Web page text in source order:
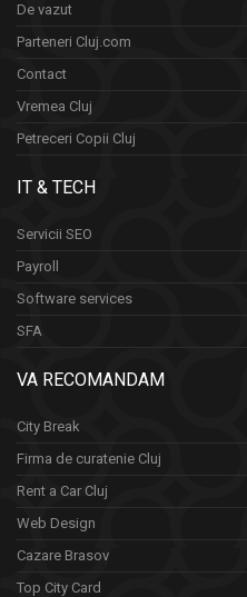
De vazut
Parteneri Cluj.com
Contact
Vremea Cluj
Petreceri Copii Cluj
IT & TECH
Servicii SEO
Payroll
Software services
SFA
VA RECOMANDAM
City Break
Firma de curatenie Cluj
Rent a Car Cluj
Web Design
Cazare Brasov
Top City Card